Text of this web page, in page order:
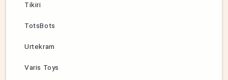
Tikiri
TotsBots
Urtekram
Varis Toys